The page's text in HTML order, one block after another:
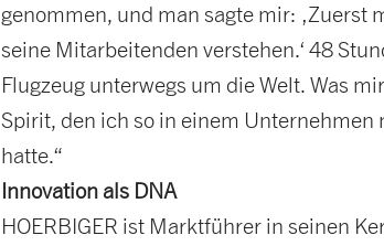
genommen, und man sagte mir: ‚Zuerst
seine Mitarbeitenden verstehen.‘ 48
Flugzeug unterwegs um die Welt. Was
Spirit, den ich so in einem Unternehmen
hatte.“
Innovation als DNA
HOERBIGER ist Marktführer in seinen